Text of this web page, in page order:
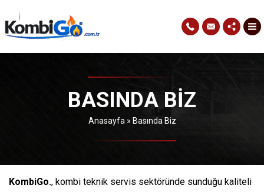
BASINDA BIZ
Anasayfa » Basında Biz
KombiGo., kombi teknik servis sektöründe sunduğu kaliteli